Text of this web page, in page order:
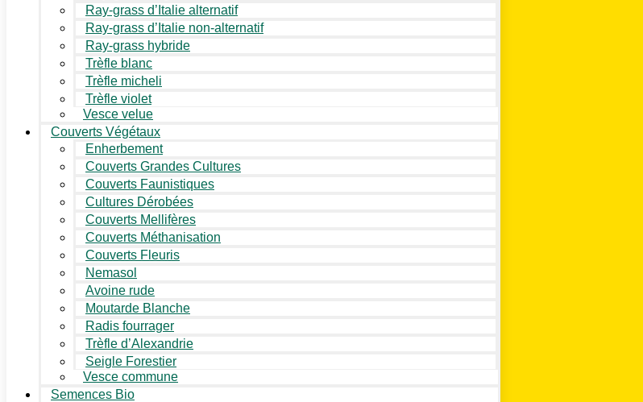
Ray-grass d’Italie alternatif
Ray-grass d’Italie non-alternatif
Ray-grass hybride
Trèfle blanc
Trèfle micheli
Trèfle violet
Vesce velue
Couverts Végétaux
Enherbement
Couverts Grandes Cultures
Couverts Faunistiques
Cultures Dérobées
Couverts Mellifères
Couverts Méthanisation
Couverts Fleuris
Nemasol
Avoine rude
Moutarde Blanche
Radis fourrager
Trèfle d’Alexandrie
Seigle Forestier
Vesce commune
Semences Bio